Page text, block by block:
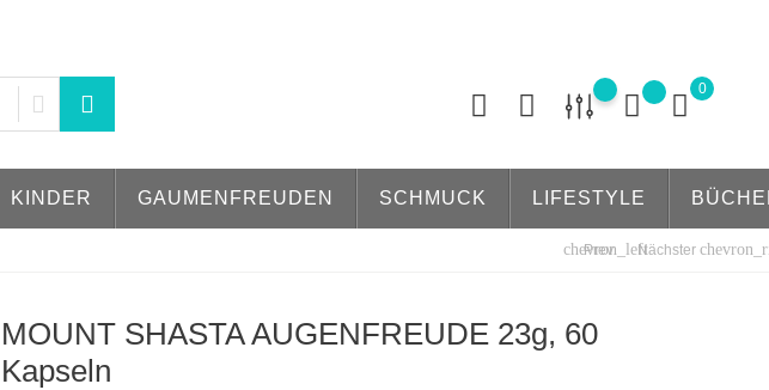
0
KINDER GAUMENFREUDEN SCHMUCK LIFESTYLE
chevron_left
Prev Nächster
MOUNT SHASTA AUGENFREUDE 23g, 60
Kapseln